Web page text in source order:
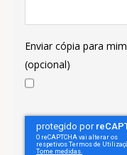
Enviar cópia para mim
(opcional)